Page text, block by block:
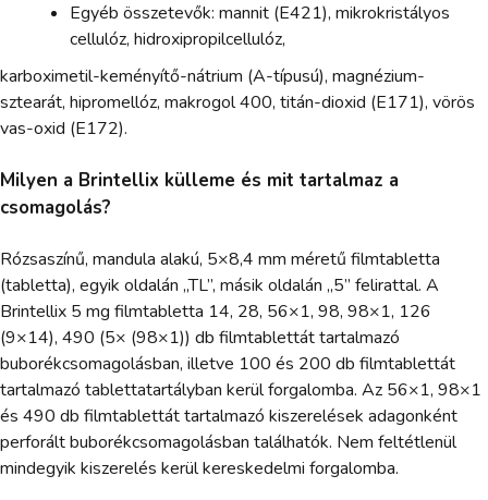
Egyéb összetevők: mannit (E421), mikrokristályos
cellulóz, hidroxipropilcellulóz,
karboximetil-keményítő-nátrium (A-típusú), magnézium-
sztearát, hipromellóz, makrogol 400, titán-dioxid (E171), vörös
vas-oxid (E172).
Milyen a Brintellix külleme és mit tartalmaz a
csomagolás?
Rózsaszínű, mandula alakú, 5×8,4 mm méretű filmtabletta
(tabletta), egyik oldalán „TL”, másik oldalán „5” felirattal. A
Brintellix 5 mg filmtabletta 14, 28, 56×1, 98, 98×1, 126
(9×14), 490 (5× (98×1)) db filmtablettát tartalmazó
buborékcsomagolásban, illetve 100 és 200 db filmtablettát
tartalmazó tablettatartályban kerül forgalomba. Az 56×1, 98×1
és 490 db filmtablettát tartalmazó kiszerelések adagonként
perforált buborékcsomagolásban találhatók. Nem feltétlenül
mindegyik kiszerelés kerül kereskedelmi forgalomba.